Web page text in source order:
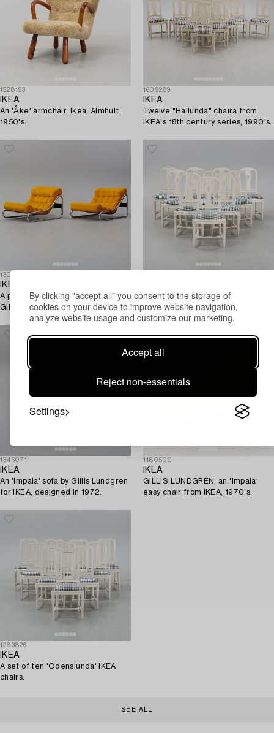
By clicking "accept all" you consent to the storage of
cookies on your device to improve website navigation,
analyze website usage and customize our marketing.
Accept all
Reject non-essentials
Settings
1528193
IKEA
An 'Åke' armchair, Ikea, Älmhult,
1950's.
1609289
IKEA
Twelve "Hallunda" chaira from
IKEA's 18th century series, 1990's.
1305054
IKEA
A pair of "Impala" lounge chairs by
Gillis Lundgren for IKEA, design.
Eight Gustavian style 'Hallunda'
chairs from IKEA.
1346071
IKEA
An 'Impala' sofa by Gillis Lundgren
for IKEA, designed in 1972.
1180500
IKEA
GILLIS LUNDGREN, an 'Impala'
easy chair from IKEA, 1970's.
1283826
IKEA
A set of ten 'Odenslunda' IKEA
chairs.
SEE ALL